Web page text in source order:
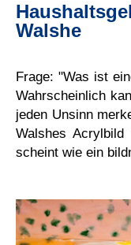
Walshe
Frage: "Was ist
Wahrscheinlich
jeden Unsinn
Walshes
scheint wie ein